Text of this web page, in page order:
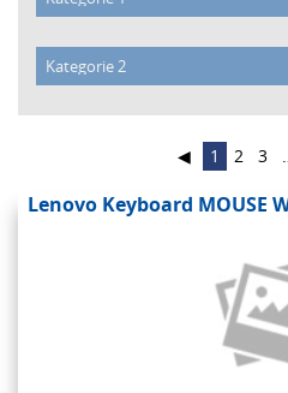
◀ 1 2 3
Lenovo Keyboard MOUSE